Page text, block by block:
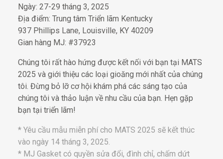
Ngày: 27-29 tháng 3, 2025
Địa điểm: Trung tâm Triển lãm Kentucky
937 Phillips Lane, Louisville, KY 40209
Gian hàng MJ: #37923
Chúng tôi rất hào hứng được kết nối với bạn tại MATS
2025 và giới thiệu các loại gioăng mới nhất của chúng
tôi. Đừng bỏ lỡ cơ hội khám phá các sáng tạo của
chúng tôi và thảo luận về nhu cầu của bạn. Hẹn gặp
bạn tại triển lãm!
* Yêu cầu mẫu miễn phí cho MATS 2025 sẽ kết thúc
vào ngày 14 tháng 3, 2025.
* MJ Gasket có quyền sửa đổi, đình chỉ, chấm dứt